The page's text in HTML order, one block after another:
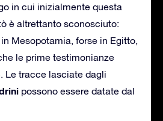
in cui inizialmente questa
è altrettanto sconosciuto:
Mesopotamia, forse in Egitto,
le prime testimonianze
Le tracce lasciate dagli
possono essere datate dal